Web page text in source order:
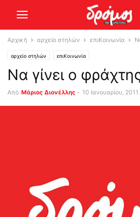
Αρχική αρχείο στηλών επιΚοινωνία
αρχείο στηλών επιΚοινωνία
Να γίνει ο
Από Μάριος Διονέλλης - 10 Ιανουαρίου, 2011